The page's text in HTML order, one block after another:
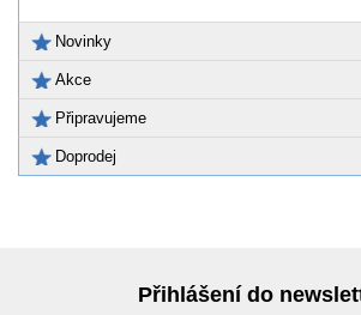
Novinky
Akce
Připravujeme
Doprodej
Přihlášení do